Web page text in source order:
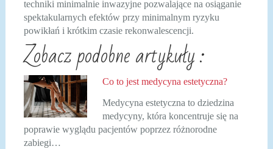
techniki minimalnie inwazyjne pozwalające na osiąganie
spektakularnych efektów przy minimalnym ryzyku
powikłań i krótkim czasie rekonwalescencji.
Zobacz podobne artykuły :
Co to jest medycyna estetyczna?
Medycyna estetyczna to dziedzina
medycyny, która koncentruje się na
poprawie wyglądu pacjentów poprzez różnorodne
zabiegi…